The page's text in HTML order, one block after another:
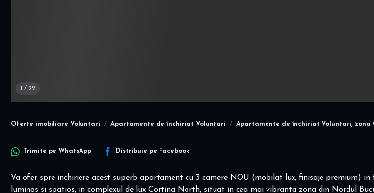
/ 22
Oferte imobiliare Voluntari Apartamente de închiriat Voluntari Apartamente de închiriat Voluntari, zona
Trimite pe WhatsApp Distribuie pe Facebook
Va ofer spre inchiriere acest superb apartament cu 3 camere NOU (mobilat lux, finisaje premium) in
luminos si spatios, in complexul de lux Cortina North, situat in cea mai vibranta zona din Nordul